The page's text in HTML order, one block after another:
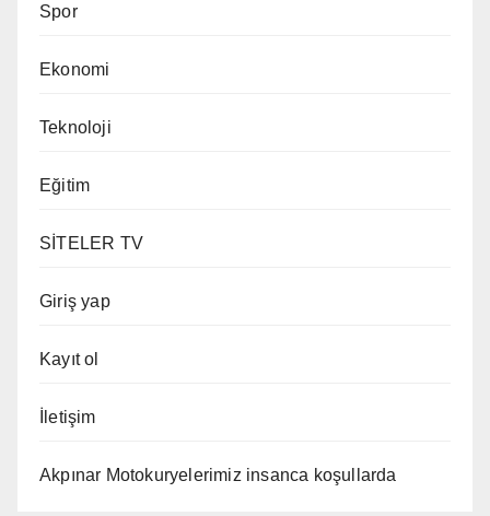
Spor
Ekonomi
Teknoloji
Eğitim
SİTELER TV
Giriş yap
Kayıt ol
İletişim
Akpınar Motokuryelerimiz insanca koşullarda